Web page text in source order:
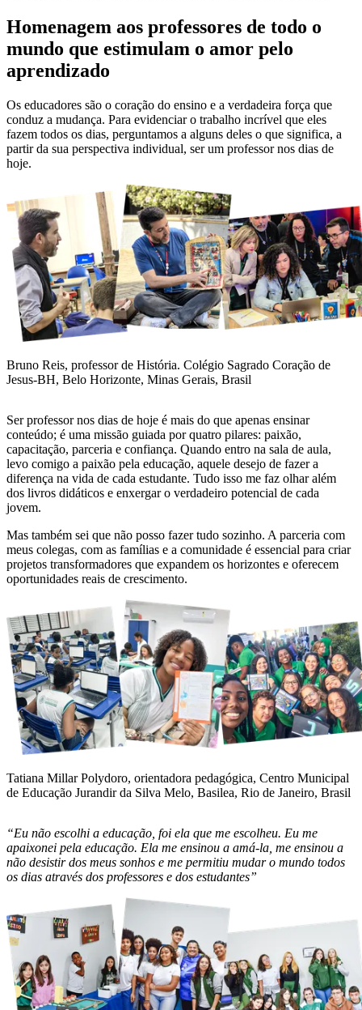
Homenagem aos professores de todo o
mundo que estimulam o amor pelo
aprendizado
Os educadores são o coração do ensino e a verdadeira força que
conduz a mudança. Para evidenciar o trabalho incrível que eles
fazem todos os dias, perguntamos a alguns deles o que significa, a
partir da sua perspectiva individual, ser um professor nos dias de
hoje.
Bruno Reis, professor de História. Colégio Sagrado Coração de
Jesus-BH, Belo Horizonte, Minas Gerais, Brasil
Ser professor nos dias de hoje é mais do que apenas ensinar
conteúdo; é uma missão guiada por quatro pilares: paixão,
capacitação, parceria e confiança. Quando entro na sala de aula,
levo comigo a paixão pela educação, aquele desejo de fazer a
diferença na vida de cada estudante. Tudo isso me faz olhar além
dos livros didáticos e enxergar o verdadeiro potencial de cada
jovem.
Mas também sei que não posso fazer tudo sozinho. A parceria com
meus colegas, com as famílias e a comunidade é essencial para criar
projetos transformadores que expandem os horizontes e oferecem
oportunidades reais de crescimento.
Tatiana Millar Polydoro, orientadora pedagógica, Centro Municipal
de Educação Jurandir da Silva Melo, Basilea, Rio de Janeiro, Brasil
“Eu não escolhi a educação, foi ela que me escolheu. Eu me
apaixonei pela educação. Ela me ensinou a amá-la, me ensinou a
não desistir dos meus sonhos e me permitiu mudar o mundo todos
os dias através dos professores e dos estudantes”